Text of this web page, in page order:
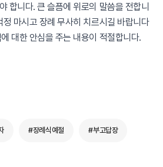
합니다. 큰 슬픔에 위로의 말씀을 전합니
정 마시고 장례 무사히 치르시길 바랍니다
대한 안심을 주는 내용이 적절합니다.
#장례식예절 #부고답장